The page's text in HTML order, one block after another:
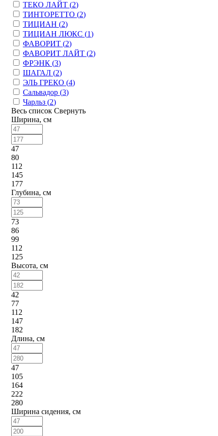
ТЕКО ЛАЙТ (2)
ТИНТОРЕТТО (2)
ТИЦИАН (2)
ТИЦИАН ЛЮКС (1)
ФАВОРИТ (2)
ФАВОРИТ ЛАЙТ (2)
ФРЭНК (3)
ШАГАЛ (2)
ЭЛЬ ГРЕКО (4)
Сальвадор (3)
Чарльз (2)
Весь список Свернуть
Ширина, см
47
80
112
145
177
Глубина, см
73
86
99
112
125
Высота, см
42
77
112
147
182
Длина, см
47
105
164
222
280
Ширина сидения, см